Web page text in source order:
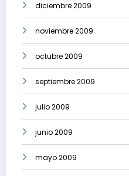
diciembre 2009
noviembre 2009
octubre 2009
septiembre 2009
julio 2009
junio 2009
mayo 2009